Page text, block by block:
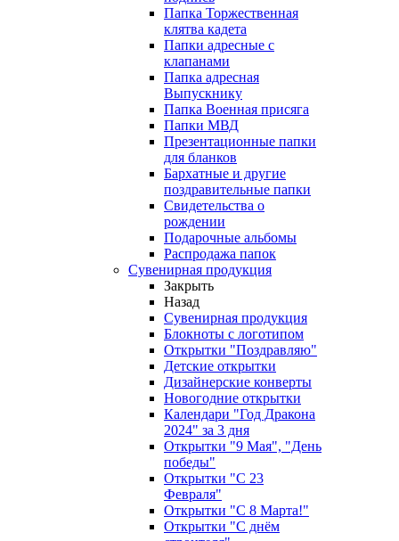
Папка Торжественная
клятва кадета
Папки адресные с
клапанами
Папка адресная
Выпускнику
Папка Военная присяга
Папки МВД
Презентационные папки
для бланков
Бархатные и другие
поздравительные папки
Свидетельства о
рождении
Подарочные альбомы
Распродажа папок
Сувенирная продукция
Закрыть
Назад
Сувенирная продукция
Блокноты с логотипом
Открытки "Поздравляю"
Детские открытки
Дизайнерские конверты
Новогодние открытки
Календари "Год Дракона
2024" за 3 дня
Открытки "9 Мая", "День
победы"
Открытки "С 23
Февраля"
Открытки "С 8 Марта!"
Открытки "С днём